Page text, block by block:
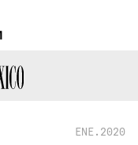
ENE.2020